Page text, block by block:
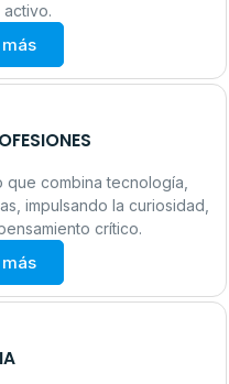
combina tecnología,
impulsando la curiosidad,
crítico.